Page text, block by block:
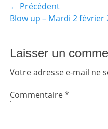
Navigation
de
l’article
← Précédent
Article
Blow up – Mardi 2 février
Laisser un
Votre adresse e-mail ne
Commentaire*